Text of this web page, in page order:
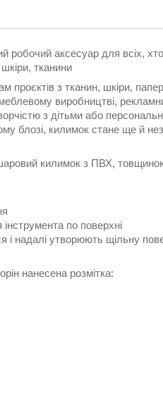
робочий аксесуар для всіх,
тканини
проєктів з тканин, шкіри,
виробництві,
з дітьми або
блозі, килимок стане ще й
килимок з ПВХ,
інструмента по поверхні
і надалі утворюють щільну
нанесена розмітка: